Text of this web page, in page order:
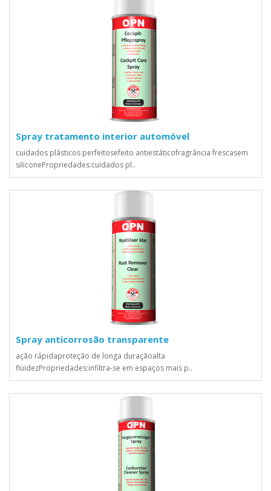
Spray tratamento interior automóvel
cuidados plásticos perfeitosefeito antiestáticofragrância frescasem
siliconePropriedades:cuidados pl..
Spray anticorrosão transparente
ação rápidaproteção de longa duraçãoalta
fluidezPropriedades:infiltra-se em espaços mais p..